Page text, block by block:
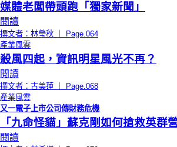
媒體老闆帶頭跑「獨家新聞」
閱讀
撰文者：林瑩秋 ｜ Page.064
產業風雲
殺風四起，資訊明星風光不再？
閱讀
撰文者：古美蓮 ｜ Page.068
產業風雲
又一電子上市公司傳財務危機
「九命怪貓」蘇克剛如何搶救英群
閱讀